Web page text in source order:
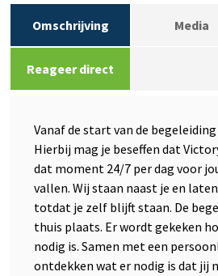
Omschrijving Media
Reageer direct
Vanaf de start van de
Hierbij mag je beseffen dat
dat moment 24/7 per dag voor
vallen. Wij staan naast je en
totdat je zelf blijft staan. De
thuis plaats. Er wordt gekeken
nodig is. Samen met een
ontdekken wat er nodig is dat jij